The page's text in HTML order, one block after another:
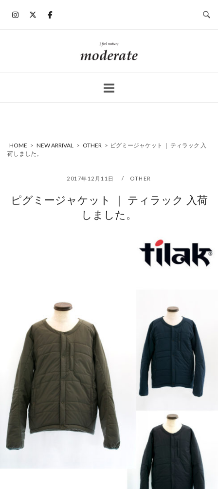
ホ
ー
HOME > NEW ARRIVAL > OTHER > ピグミージャケット ｜ ティラック 入
荷しました。
2017年12月11日 OTHER
ピグミージャケット ｜ ティラック 入荷
しました。